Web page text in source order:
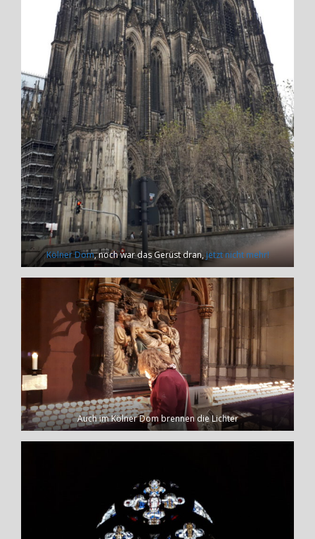
Kölner Dom, noch war das Gerüst dran,jetzt nicht mehr!
Auch im Kölner Dom brennen die Lichter